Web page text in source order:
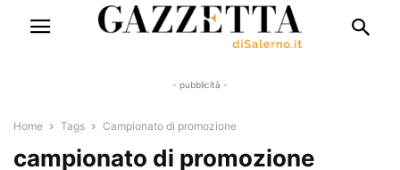
- pubblicità -
Home Tags Campionato di promozione
campionato di promozione